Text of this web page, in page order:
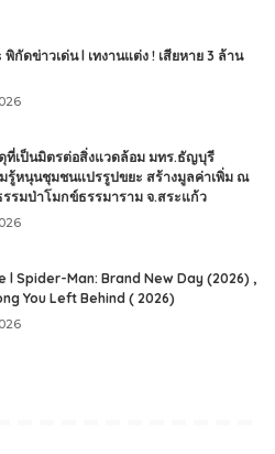
กัดข่าวเด่น l เทงานแต่ง ! เสียหาย 3 ล้าน
ที่เป็นมิตรต่อสิ่งแวดล้อม มทร.ธัญบุรี
รู้หนุนชุมชนแปรรูปขยะ สร้างมูลค่าเพิ่ม ณ
รมป่าโมกข์ธรรมาราม จ.สระแก้ว
l Spider-Man: Brand New Day (2026) ,
You Left Behind ( 2026)